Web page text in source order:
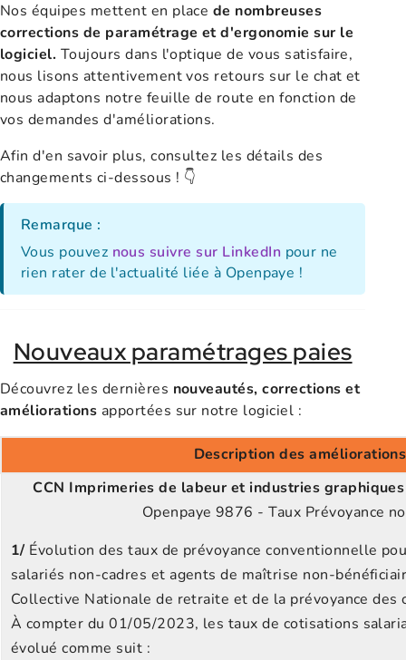
Nos équipes mettent en place de nombreuses
corrections de paramétrage et d'ergonomie sur le
logiciel. Toujours dans l'optique de vous satisfaire,
nous lisons attentivement vos retours sur le chat et
nous adaptons notre feuille de route en fonction de
vos demandes d'améliorations.
Afin d'en savoir plus, consultez les détails des
changements ci-dessous ! 👇
Remarque :
Vous pouvez nous suivre sur LinkedIn pour ne
rien rater de l'actualité liée à Openpaye !
Nouveaux paramétrages paies
Découvrez les dernières nouveautés, corrections et
améliorations apportées sur notre logiciel :
Description des améliorations
CCN Imprimeries de labeur et industries graphiques
Openpaye 9876 - Taux Prévoyance
1/ Évolution des taux de prévoyance conventionnelle
salariés non-cadres et agents de maîtrise non-
Collective Nationale de retraite et de la prévoyance des
À compter du 01/05/2023, les taux de cotisations
évolué comme suit :